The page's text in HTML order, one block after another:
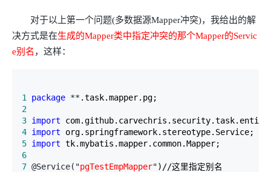
对于以上第一个问题(多数据源Mapper冲突)，我给出的解
决方式是在生成的Mapper类中指定冲突的那个Mapper的Servic
e别名 ，这样：
1 package **
2
3 import
4 import
5 import
6
7 @Service("pgTestEmpMapper"